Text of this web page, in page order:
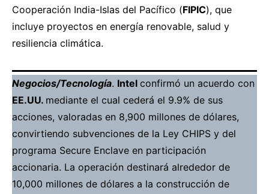
Cooperación India-Islas del Pacífico (FIPIC), que
incluye proyectos en energía renovable, salud y
resiliencia climática.
Negocios/Tecnología. Intel confirmó un acuerdo con
EE.UU. mediante el cual cederá el 9.9% de sus
acciones, valoradas en 8,900 millones de dólares,
convirtiendo subvenciones de la Ley CHIPS y del
programa Secure Enclave en participación
accionaria. La operación destinará alrededor de
10,000 millones de dólares a la construcción de